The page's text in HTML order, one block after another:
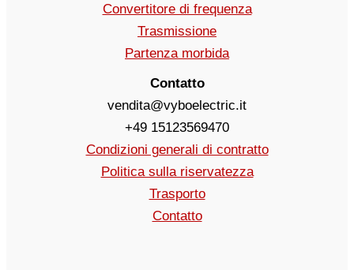
Convertitore di frequenza
Trasmissione
Partenza morbida
Contatto
vendita@vyboelectric.it
+49 15123569470
Condizioni generali di contratto
Politica sulla riservatezza
Trasporto
Contatto